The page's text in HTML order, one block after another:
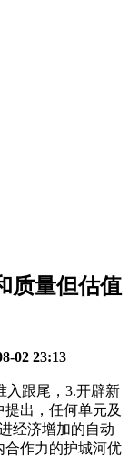
质量但估值
02 23:13
跟尾，3.开辟新
出，任何单元及
经济增加的自动
合作力的护城河优